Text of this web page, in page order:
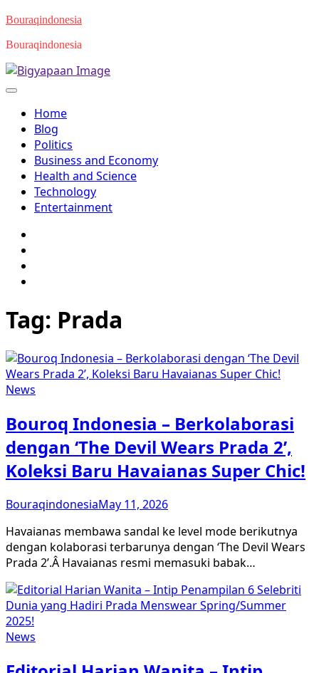
Skip
content
Bouraqindonesia
Bouraqindonesia
Home
Blog
Politics
Business and Economy
Health and Science
Technology
Entertainment
Tag: Prada
News
Bouroq Indonesia – Berkolaborasi
dengan ‘The Devil Wears Prada 2’,
Koleksi Baru Havaianas Super Chic!
BouraqindonesiaMay 11, 2026
Havaianas membawa sandal ke level mode berikutnya
dengan kolaborasi terbarunya dengan ‘The Devil Wears
Prada 2’.Â Havaianas resmi memasuki babak…
News